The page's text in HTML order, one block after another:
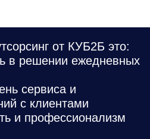
от КУБ2Б это:
в решении ежедневных
сервиса и
с клиентами
и профессионализм